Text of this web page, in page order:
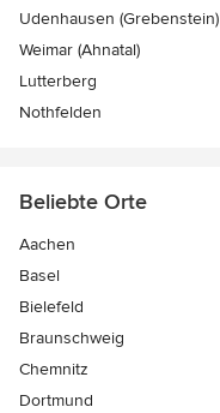
Udenhausen (Grebenstein)
Weimar (Ahnatal)
Lutterberg
Nothfelden
Beliebte Orte
Aachen
Basel
Bielefeld
Braunschweig
Chemnitz
Dortmund